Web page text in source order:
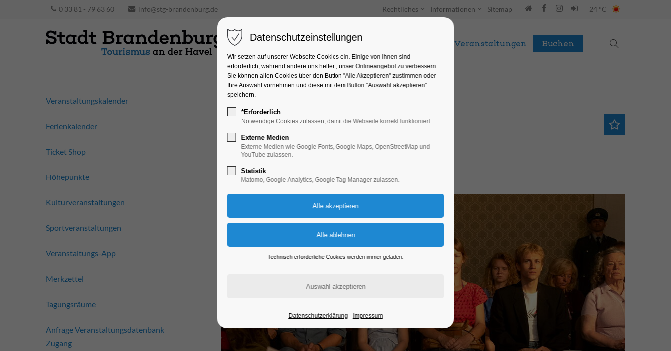
0 33 81 - 79 63 60 info@stg-brandenburg.de Rechtliches Informationen Sitemap 24 °C
Unterkünfte Entdecken & Erleben Veranstaltungen Buchen
Zwei zu eins
Kino
14.10.2024, 20:00–22:00
Veranstaltungskalender
Ferienkalender
Ticket Shop
Höhepunkte
Kulturveranstaltungen
Sportveranstaltungen
Veranstaltungs-App
Merkzettel
Tagungsräume
Anfrage Veranstaltungsdatenbank
Zugang
Datenschutzeinstellungen
Wir setzen auf unserer Webseite Cookies ein. Einige von ihnen sind
erforderlich, während andere uns helfen, unser Onlineangebot zu verbessern.
Sie können allen Cookies über den Button "Alle Akzeptieren" zustimmen oder
Ihre Auswahl vornehmen und diese mit dem Button "Auswahl akzeptieren"
speichern.
*Erforderlich
Notwendige Cookies zulassen, damit die Webseite korrekt funktioniert.
Externe Medien
Externe Medien wie Google Fonts, Google Maps, OpenStreetMap und
YouTube zulassen.
Statistik
Matomo, Google Analytics, Google Tag Manager zulassen.
Technisch erforderliche Cookies werden immer geladen.
Datenschutzerklärung Impressum